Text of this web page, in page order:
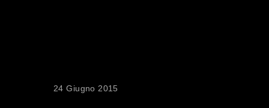
24 Giugno 2015